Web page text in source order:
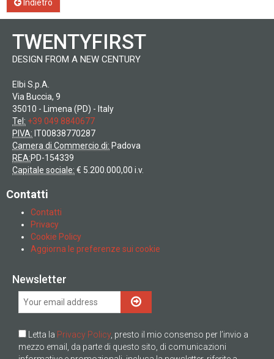
Indietro
TWENTYFIRST
DESIGN FROM A NEW CENTURY
Elbi S.p.A.
Via Buccia, 9
35010 - Limena (PD) - Italy
Tel: +39 049 8840677
PIVA: IT00838770287
Camera di Commercio di: Padova
REA:PD-154339
Capitale sociale: € 5.200.000,00 i.v.
Contatti
Contatti
Privacy
Cookie Policy
Aggiorna le preferenze sui cookie
Newsletter
Letta la Privacy Policy, presto il mio consenso per l’invio a
mezzo email, da parte di questo sito, di comunicazioni